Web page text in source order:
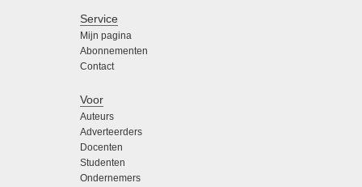
Service
Mijn pagina
Abonnementen
Contact
Voor
Auteurs
Adverteerders
Docenten
Studenten
Ondernemers